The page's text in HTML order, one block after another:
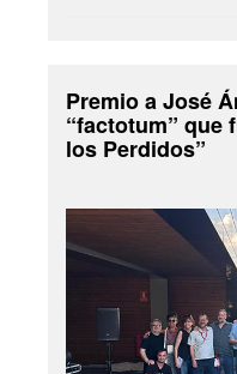
Premio a José
“factotum” que
los Perdidos”